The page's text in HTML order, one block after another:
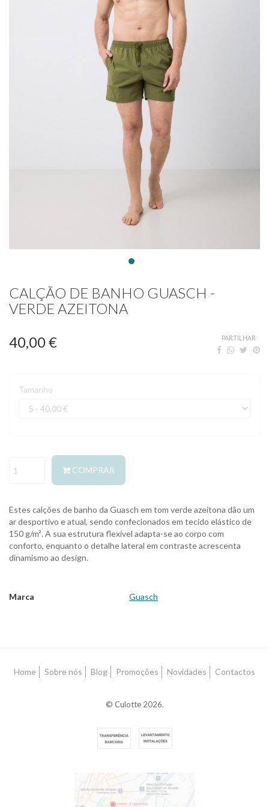
CALÇÃO DE BANHO GUASCH -
VERDE AZEITONA
40,00 € PARTILHAR
Tamanho
COMPRAR
Estes calções de banho da Guasch em tom verde azeitona dão um
ar desportivo e atual, sendo confecionados em tecido elástico de
150 g/m². A sua estrutura flexível adapta-se ao corpo com
conforto, enquanto o detalhe lateral em contraste acrescenta
dinamismo ao design.
Marca
Guasch
Home Sobre nós Blog Promoções Novidades Contactos
© Culotte 2026.